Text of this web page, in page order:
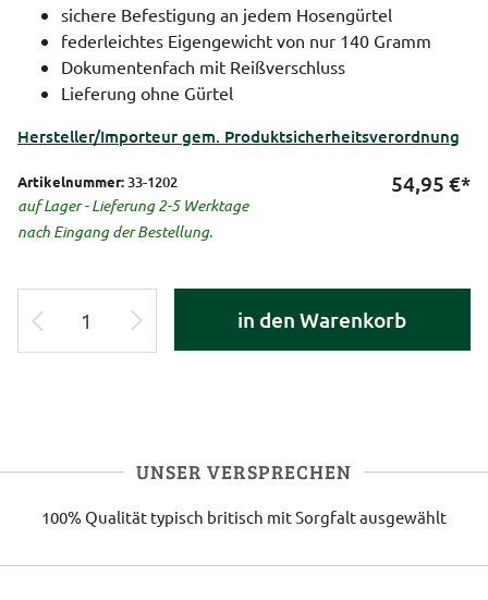
sichere Befestigung an jedem Hosengürtel
federleichtes Eigengewicht von nur 140 Gramm
Dokumentenfach mit Reißverschluss
Lieferung ohne Gürtel
Hersteller/Importeur gem. Produktsicherheitsverordnung
Artikelnummer: 33-1202
auf Lager - Lieferung 2-5 Werktage
nach Eingang der Bestellung.
54,95 €*
in den Warenkorb
UNSER VERSPRECHEN
100% Qualität typisch britisch mit Sorgfalt ausgewählt